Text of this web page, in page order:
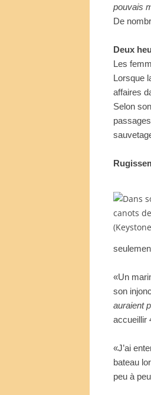
pouvais
De
Deux
Les
Lorsque
affaires
Selon
«Un
son
auraient
accueillir
«J’ai
bateau
peu à